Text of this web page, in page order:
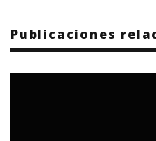
Publicaciones